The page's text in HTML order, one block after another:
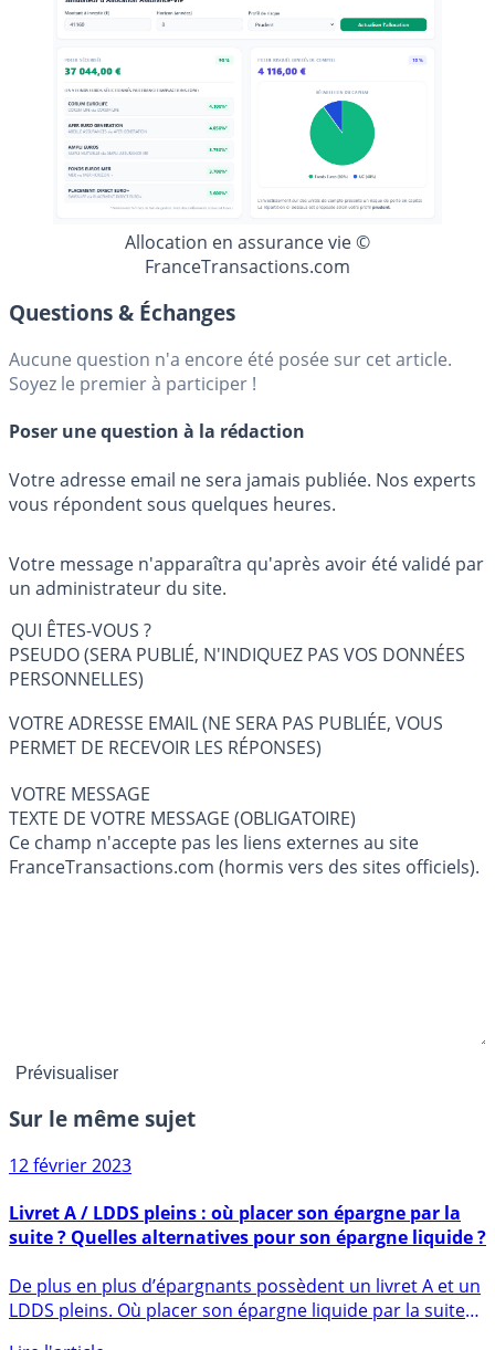
Allocation en assurance vie ©
FranceTransactions.com
Questions & Échanges
Aucune question n'a encore été posée sur cet article.
Soyez le premier à participer !
Poser une question à la rédaction
Votre adresse email ne sera jamais publiée. Nos experts
vous répondent sous quelques heures.
Votre message n'apparaîtra qu'après avoir été validé par
un administrateur du site.
QUI ÊTES-VOUS ?
PSEUDO (SERA PUBLIÉ, N'INDIQUEZ PAS VOS DONNÉES
PERSONNELLES)
VOTRE ADRESSE EMAIL (NE SERA PAS PUBLIÉE, VOUS
PERMET DE RECEVOIR LES RÉPONSES)
VOTRE MESSAGE
TEXTE DE VOTRE MESSAGE (OBLIGATOIRE)
Ce champ n'accepte pas les liens externes au site
FranceTransactions.com (hormis vers des sites officiels).
Sur le même sujet
12 février 2023
suite ? Quelles alternatives pour son épargne liquide ?
De plus en plus d’épargnants possèdent un livret A et un